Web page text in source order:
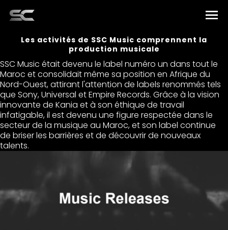
Accueil
Artistes
Musique
Éléments
Contact
Español
العربية
Les activités de SSC Music comprennent la
production musicale
SSC Music était devenu le label numéro un dans tout le
Maroc et consolidait même sa position en Afrique du
Nord-Ouest, attirant l'attention de labels renommés tels
que Sony, Universal et Empire Records. Grâce à la vision
innovante de Kania et à son éthique de travail
infatigable, il est devenu une figure respectée dans le
secteur de la musique au Maroc, et son label continue
de briser les barrières et de découvrir de nouveaux
talents.